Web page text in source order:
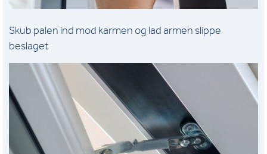
Skub palen ind mod karmen og lad armen slippe
beslaget